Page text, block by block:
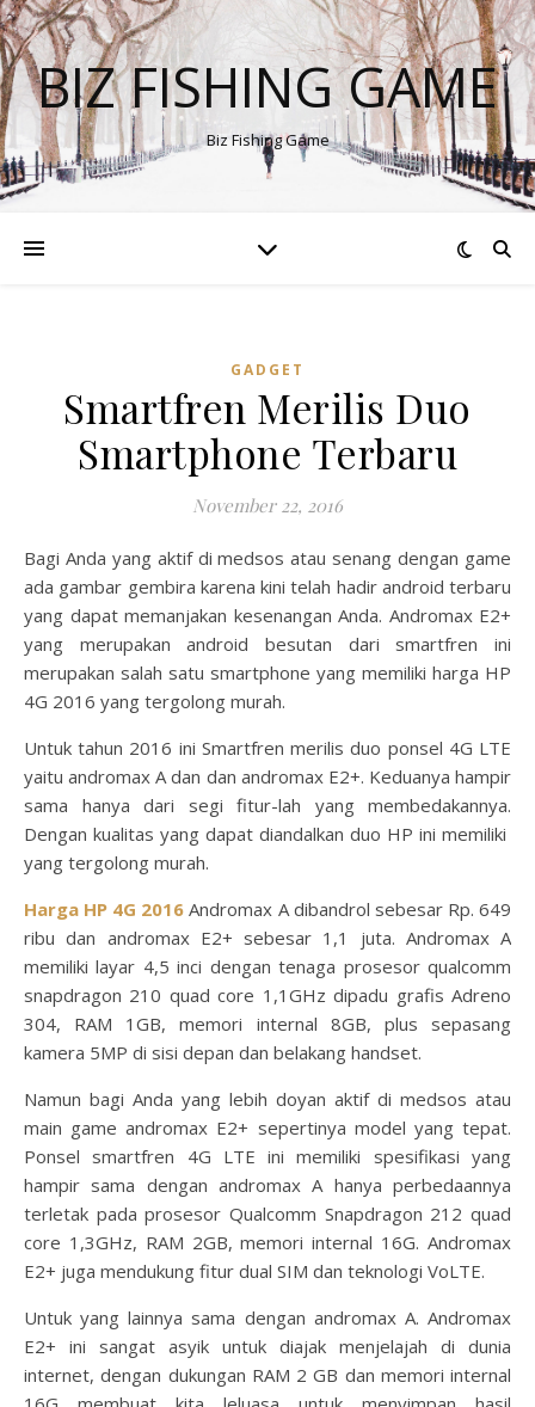
BIZ FISHING GAME
Biz Fishing Game
GADGET
Smartfren Merilis Duo
Smartphone Terbaru
November 22, 2016
Bagi Anda yang aktif di medsos atau senang dengan game
ada gambar gembira karena kini telah hadir android terbaru
yang dapat memanjakan kesenangan Anda. Andromax E2+
yang merupakan android besutan dari smartfren ini
merupakan salah satu smartphone yang memiliki harga HP
4G 2016 yang tergolong murah.
Untuk tahun 2016 ini Smartfren merilis duo ponsel 4G LTE
yaitu andromax A dan dan andromax E2+. Keduanya hampir
sama hanya dari segi fitur-lah yang membedakannya.
Dengan kualitas yang dapat diandalkan duo HP ini memiliki
yang tergolong murah.
Harga HP 4G 2016 Andromax A dibandrol sebesar Rp. 649
ribu dan andromax E2+ sebesar 1,1 juta. Andromax A
memiliki layar 4,5 inci dengan tenaga prosesor qualcomm
snapdragon 210 quad core 1,1GHz dipadu grafis Adreno
304, RAM 1GB, memori internal 8GB, plus sepasang
kamera 5MP di sisi depan dan belakang handset.
Namun bagi Anda yang lebih doyan aktif di medsos atau
main game andromax E2+ sepertinya model yang tepat.
Ponsel smartfren 4G LTE ini memiliki spesifikasi yang
hampir sama dengan andromax A hanya perbedaannya
terletak pada prosesor Qualcomm Snapdragon 212 quad
core 1,3GHz, RAM 2GB, memori internal 16G. Andromax
E2+ juga mendukung fitur dual SIM dan teknologi VoLTE.
Untuk yang lainnya sama dengan andromax A. Andromax
E2+ ini sangat asyik untuk diajak menjelajah di dunia
internet, dengan dukungan RAM 2 GB dan memori internal